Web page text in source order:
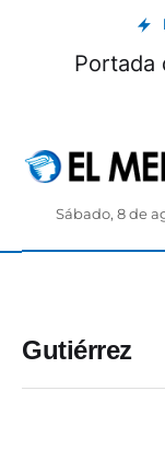
Portada
Sábado, 8 de
Gutiérrez